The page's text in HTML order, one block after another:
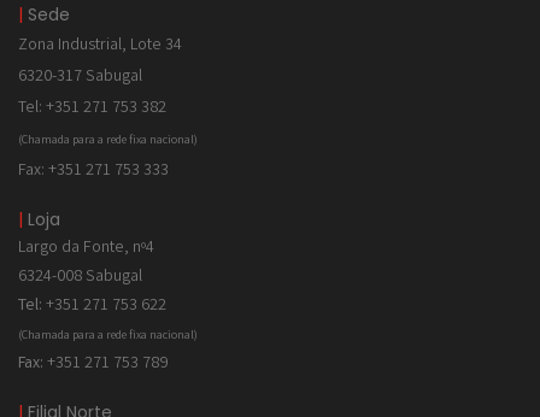
| Sede
Zona Industrial, Lote 34
6320-317 Sabugal
Tel: +351 271 753 382
(Chamada para a rede fixa nacional)
Fax: +351 271 753 333
| Loja
Largo da Fonte, nº4
6324-008 Sabugal
Tel: +351 271 753 622
(Chamada para a rede fixa nacional)
Fax: +351 271 753 789
| Filial Norte